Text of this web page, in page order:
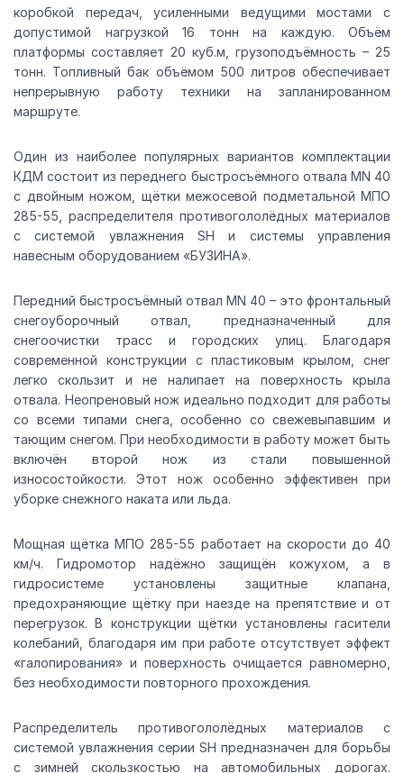
коробкой передач, усиленными ведущими мостами с
допустимой нагрузкой 16 тонн на каждую. Объём
платформы составляет 20 куб.м, грузоподъёмность – 25
тонн. Топливный бак объёмом 500 литров обеспечивает
непрерывную работу техники на запланированном
маршруте.
Один из наиболее популярных вариантов комплектации
КДМ состоит из переднего быстросъёмного отвала MN 40
с двойным ножом, щётки межосевой подметальной МПО
285-55, распределителя противогололёдных материалов
с системой увлажнения SH и системы управления
навесным оборудованием «БУЗИНА».
Передний быстросъёмный отвал MN 40 – это фронтальный
снегоуборочный отвал, предназначенный для
снегоочистки трасс и городских улиц. Благодаря
современной конструкции с пластиковым крылом, снег
легко скользит и не налипает на поверхность крыла
отвала. Неопреновый нож идеально подходит для работы
со всеми типами снега, особенно со свежевыпавшим и
тающим снегом. При необходимости в работу может быть
включён второй нож из стали повышенной
износостойкости. Этот нож особенно эффективен при
уборке снежного наката или льда.
Мощная щётка МПО 285-55 работает на скорости до 40
км/ч. Гидромотор надёжно защищён кожухом, а в
гидросистеме установлены защитные клапана,
предохраняющие щётку при наезде на препятствие и от
перегрузок. В конструкции щётки установлены гасители
колебаний, благодаря им при работе отсутствует эффект
«галопирования» и поверхность очищается равномерно,
без необходимости повторного прохождения.
Распределитель противогололёдных материалов с
системой увлажнения серии SH предназначен для борьбы
с зимней скользкостью на автомобильных дорогах.